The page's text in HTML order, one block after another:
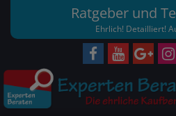
Ratgeber und
Ehrlich! Detailliert!